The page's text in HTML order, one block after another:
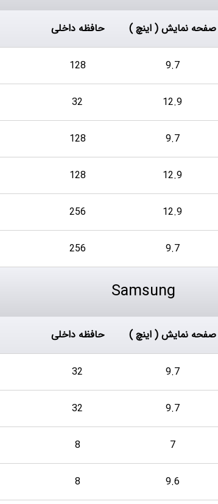
حافظه داخلی صفحه نمایش ( اینچ )
128 9.7
32 12.9
128 9.7
128 12.9
256 12.9
256 9.7
Samsung
حافظه داخلی صفحه نمایش ( اینچ )
32 9.7
32 9.7
8 7
8 9.6